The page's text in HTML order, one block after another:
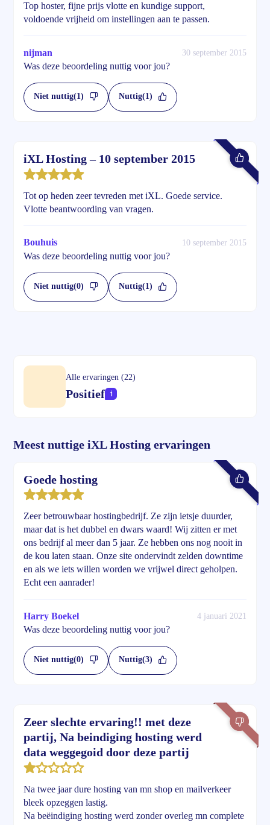
Alle ervaringen (22)
Positief
Meest nuttige iXL Hosting ervaringen
Goede hosting
Zeer betrouwbaar hostingbedrijf. Ze zijn ietsje duurder,
maar dat is het dubbel en dwars waard! Wij zitten er met
ons bedrijf al meer dan 5 jaar. Ze hebben ons nog nooit in
de kou laten staan. Onze site ondervindt zelden downtime
en als we iets willen worden we vrijwel direct geholpen.
Echt een aanrader!
Harry Boekel 4 januari 2021
Was deze beoordeling nuttig voor jou?
Niet nuttig(0) Nuttig(3)
Zeer slechte ervaring!! met deze
partij, Na beindiging hosting werd
data weggegoid door deze partij
Na twee jaar dure hosting van mn shop en mailverkeer
bleek opzeggen lastig.
Na beëindiging hosting werd zonder overleg mn complete
Top hoster, fijne prijs vlotte en kundige support,
voldoende vrijheid om instellingen aan te passen.
nijman 30 september 2015
Was deze beoordeling nuttig voor jou?
Niet nuttig(1) Nuttig(1)
iXL Hosting – 10 september 2015
Tot op heden zeer tevreden met iXL. Goede service.
Vlotte beantwoording van vragen.
Bouhuis 10 september 2015
Was deze beoordeling nuttig voor jou?
Niet nuttig(0) Nuttig(1)